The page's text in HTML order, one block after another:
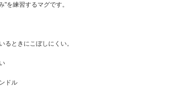
を練習するマグです。
ときにこぼしにくい。
ドル